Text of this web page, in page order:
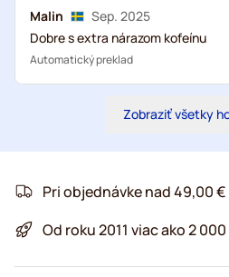
Malin
Sep. 2025
Dobre s extra nárazom kofeínu
Automatický preklad
Zobraziť všetky
Pri objednávke nad 49,00
Od roku 2011 viac ako 2